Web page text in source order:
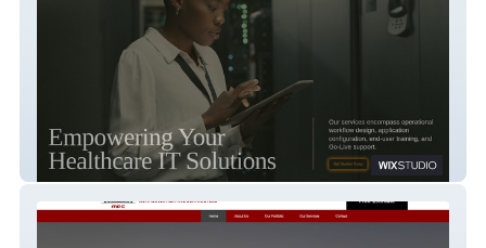
Carter Consulting